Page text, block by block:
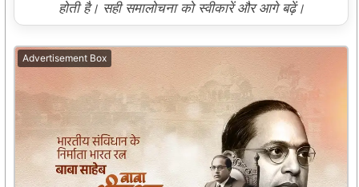
होती है। सही समालोचना को स्वीकारें और आगे बढ़ें।
Advertisement Box